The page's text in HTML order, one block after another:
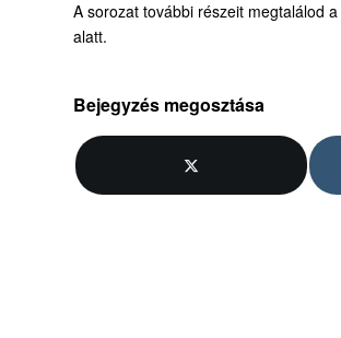
A sorozat további részeit megtalálod a
alatt.
Bejegyzés megosztása